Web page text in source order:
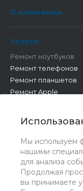
Мы используем
нашими
для анализа
Продолжая
вы принимаете
О компании
Услуги
Ремонт ноутбуков
Ремонт телефонов
Ремонт планшетов
Ремонт Apple